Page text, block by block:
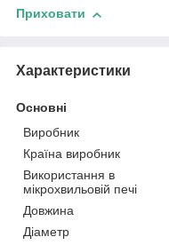
Приховати
Характеристики
Основні
Виробник
Країна виробник
Використання в
мікрохвильовій печі
Довжина
Діаметр